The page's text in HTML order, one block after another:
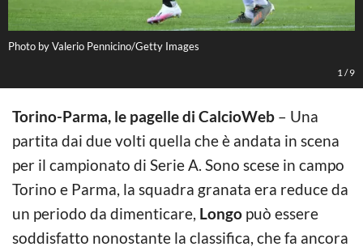
Photo by Valerio Pennicino/Getty Images
1 /9
Torino-Parma, le pagelle di CalcioWeb – Una
partita dai due volti quella che è andata in scena
per il campionato di Serie A. Sono scese in campo
Torino e Parma, la squadra granata era reduce da
un periodo da dimenticare, Longo può essere
soddisfatto nonostante la classifica, che fa ancora